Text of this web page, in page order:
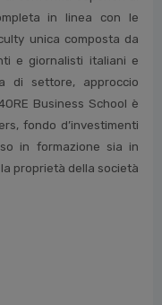
Business School è
in formazione sia in